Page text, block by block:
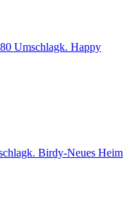
Umschlagk. Happy
Birdy-Neues Heim